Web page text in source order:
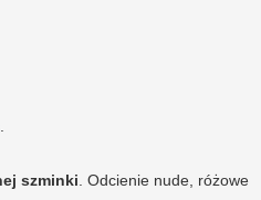
szminki . Odcienie nude, różowe